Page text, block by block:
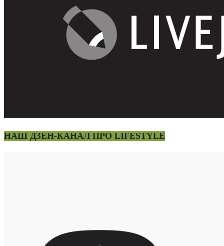
НАШ ДЗЕН-КАНАЛ ПРО LIFESTYLE